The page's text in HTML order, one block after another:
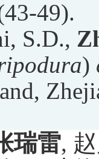
49).
S.D.,
)
瑞雷,